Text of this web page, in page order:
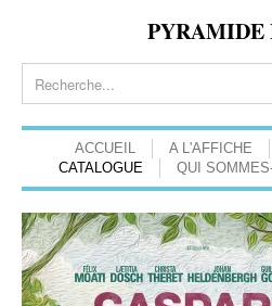
ACCUEIL A L'AFFICHE
CATALOGUE
QUI